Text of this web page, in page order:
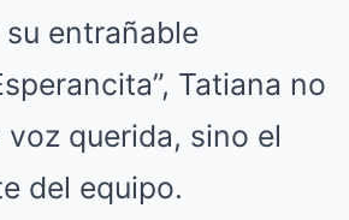
su entrañable
Tatiana no
voz querida, sino el
del equipo.